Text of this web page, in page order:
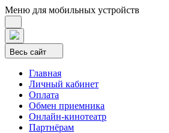
Меню для мобильных устройств
Весь сайт
Главная
Личный кабинет
Оплата
Обмен приемника
Онлайн-кинотеатр
Партнёрам